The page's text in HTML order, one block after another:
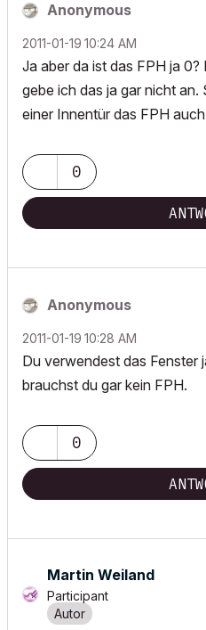
Anonymous
‎2011-01-19 10:24 AM
Ja aber da ist das FPH ja
gebe ich das ja gar nicht an.
einer Innentür das FPH
0
Anonymous
‎2011-01-19 10:28 AM
Du verwendest das Fenster
brauchst du gar kein FPH.
0
Martin Weiland
Participant